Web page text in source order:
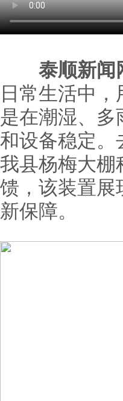
泰顺新闻
日常生活中
是在潮湿、多
和设备稳定。
我县杨梅大棚
馈，该装置展
新保障。